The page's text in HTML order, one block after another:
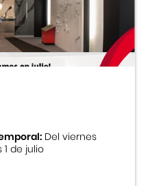
Japonés
Japonesa
Del viernes
de julio